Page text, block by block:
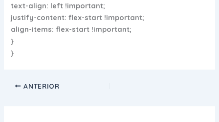
text-align: left !important;
justify-content: flex-start !important;
align-items: flex-start !important;
}
}
ANTERIOR